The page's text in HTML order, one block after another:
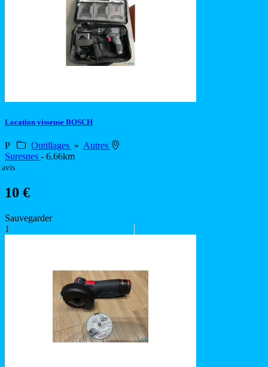
Location visseuse BOSCH
P Outillages » Autres
Suresnes - 6.66km
avis
10 €
Sauvegarder
1